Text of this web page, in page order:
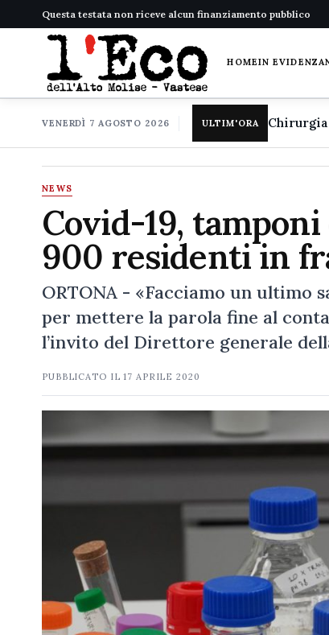
Questa testata non riceve alcun finanziamento pubblico
HOMEIN EVIDENZA
VENERDÌ 7 AGOSTO 2026 ULTIM'ORA
NEWS
Covid-19,
900 residenti in
ORTONA - «Facciamo un ultimo
per mettere la parola fine al
l’invito del Direttore generale
PUBBLICATO IL17 APRILE 2020